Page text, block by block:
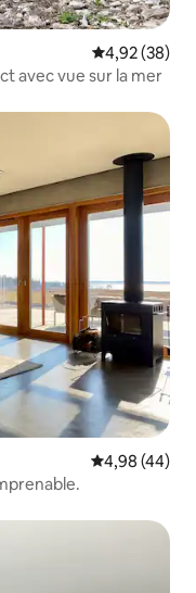
Évaluation
4,92 (38)
avec vue sur la mer
Évaluation
4,98 (44)